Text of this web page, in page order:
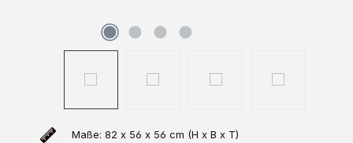
Maße: 82 x 56 x 56 cm (H x B x T)